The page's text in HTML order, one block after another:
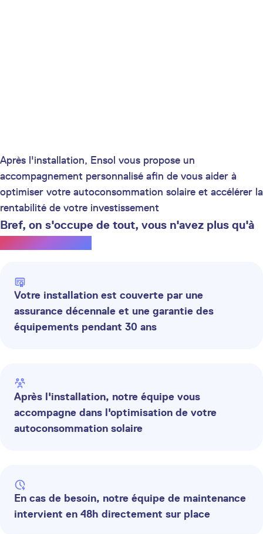
Après l'installation, Ensol vous propose un
accompagnement personnalisé afin de vous aider à
optimiser votre autoconsommation solaire et accélérer la
rentabilité de votre investissement
Bref, on s'occupe de tout, vous n'avez plus qu'à
profiter du soleil.
Votre installation est couverte par une
assurance décennale et une garantie des
équipements pendant 30 ans
Après l'installation, notre équipe vous
accompagne dans l'optimisation de votre
autoconsommation solaire
En cas de besoin, notre équipe de maintenance
intervient en 48h directement sur place